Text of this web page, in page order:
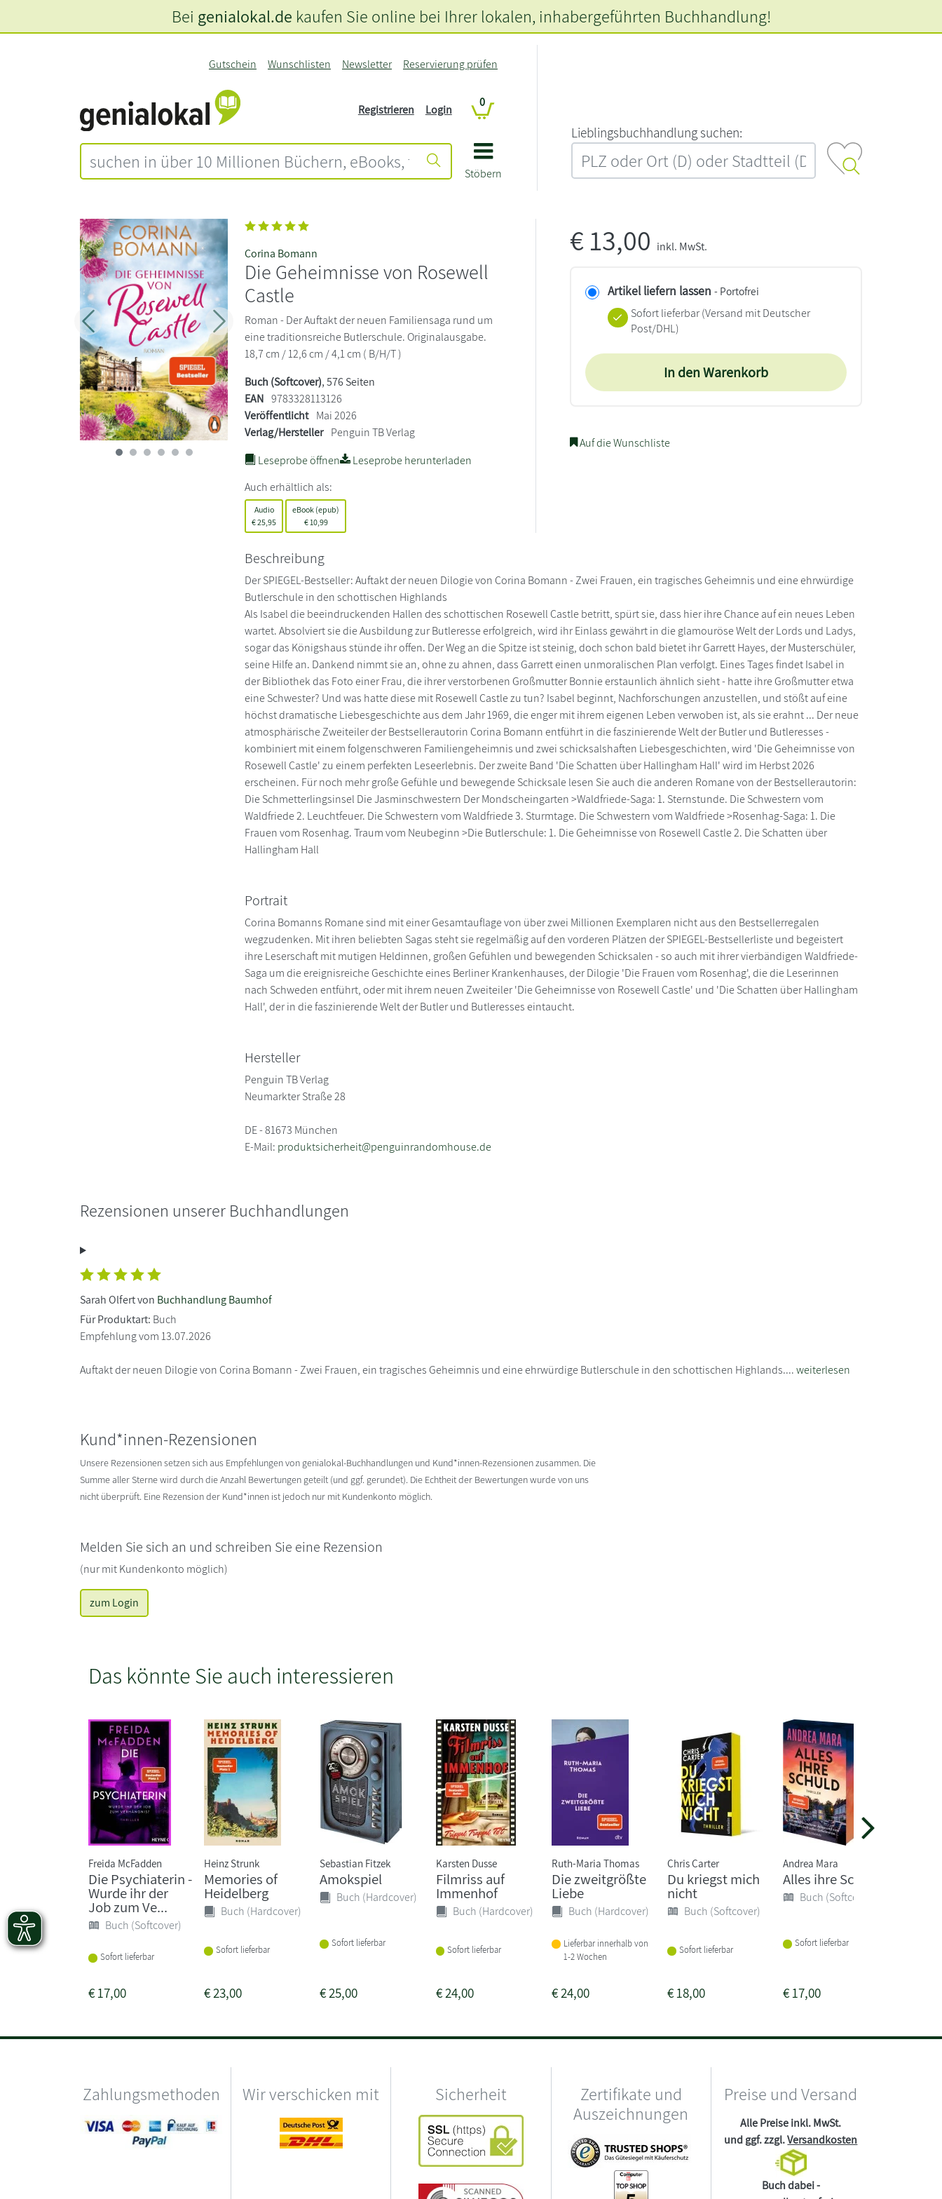
Stöbern
Gutschein Wunschlisten Newsletter Reservierung prüfen
Registrieren Login
0
L‍i‍e‍b‍l‍i‍n‍g‍s‍b‍u‍c‍h‍h‍a‍n‍d‍l‍u‍n‍g‍ ‍s‍u‍c‍h‍e‍n‍:‍
Bei genialokal.de kaufen Sie online bei Ihrer lokalen, inhabergeführten Buchhandlung!
Zurück Weiter
Corina Bomann
Die Geheimnisse von Rosewell
Castle
Roman - Der Auftakt der neuen Familiensaga rund um
eine traditionsreiche Butlerschule. Originalausgabe.
18,7 cm / 12,6 cm / 4,1 cm ( B/H/T )
Buch (Softcover), 576 Seiten
EAN 9783328113126
Veröffentlicht Mai 2026
Verlag/Hersteller Penguin TB Verlag
Leseprobe öffnen
Leseprobe herunterladen
Auch erhältlich als:
Audio
€25,95
eBook (epub)
€10,99
€13,00 inkl. MwSt.
Artikel liefern lassen - Portofrei
Sofort lieferbar(Versand mit Deutscher
Post/DHL)
In den Warenkorb
Auf die Wunschliste
Beschreibung
Der SPIEGEL-Bestseller: Auftakt der neuen Dilogie von Corina Bomann - Zwei Frauen, ein tragisches Geheimnis und eine ehrwürdige
Butlerschule in den schottischen Highlands
Als Isabel die beeindruckenden Hallen des schottischen Rosewell Castle betritt, spürt sie, dass hier ihre Chance auf ein neues Leben
wartet. Absolviert sie die Ausbildung zur Butleresse erfolgreich, wird ihr Einlass gewährt in die glamouröse Welt der Lords und Ladys,
sogar das Königshaus stünde ihr offen. Der Weg an die Spitze ist steinig, doch schon bald bietet ihr Garrett Hayes, der Musterschüler,
seine Hilfe an. Dankend nimmt sie an, ohne zu ahnen, dass Garrett einen unmoralischen Plan verfolgt. Eines Tages findet Isabel in
der Bibliothek das Foto einer Frau, die ihrer verstorbenen Großmutter Bonnie erstaunlich ähnlich sieht - hatte ihre Großmutter etwa
eine Schwester? Und was hatte diese mit Rosewell Castle zu tun? Isabel beginnt, Nachforschungen anzustellen, und stößt auf eine
höchst dramatische Liebesgeschichte aus dem Jahr 1969, die enger mit ihrem eigenen Leben verwoben ist, als sie erahnt ... Der neue
atmosphärische Zweiteiler der Bestsellerautorin Corina Bomann entführt in die faszinierende Welt der Butler und Butleresses -
kombiniert mit einem folgenschweren Familiengeheimnis und zwei schicksalshaften Liebesgeschichten, wird 'Die Geheimnisse von
Rosewell Castle' zu einem perfekten Leseerlebnis. Der zweite Band 'Die Schatten über Hallingham Hall' wird im Herbst 2026
erscheinen. Für noch mehr große Gefühle und bewegende Schicksale lesen Sie auch die anderen Romane von der Bestsellerautorin:
Die Schmetterlingsinsel Die Jasminschwestern Der Mondscheingarten >Waldfriede-Saga: 1. Sternstunde. Die Schwestern vom
Waldfriede 2. Leuchtfeuer. Die Schwestern vom Waldfriede 3. Sturmtage. Die Schwestern vom Waldfriede >Rosenhag-Saga: 1. Die
Frauen vom Rosenhag. Traum vom Neubeginn >Die Butlerschule: 1. Die Geheimnisse von Rosewell Castle 2. Die Schatten über
Hallingham Hall
Portrait
Corina Bomanns Romane sind mit einer Gesamtauflage von über zwei Millionen Exemplaren nicht aus den Bestsellerregalen
wegzudenken. Mit ihren beliebten Sagas steht sie regelmäßig auf den vorderen Plätzen der SPIEGEL-Bestsellerliste und begeistert
ihre Leserschaft mit mutigen Heldinnen, großen Gefühlen und bewegenden Schicksalen - so auch mit ihrer vierbändigen Waldfriede-
Saga um die ereignisreiche Geschichte eines Berliner Krankenhauses, der Dilogie 'Die Frauen vom Rosenhag', die die Leserinnen
nach Schweden entführt, oder mit ihrem neuen Zweiteiler 'Die Geheimnisse von Rosewell Castle' und 'Die Schatten über Hallingham
Hall', der in die faszinierende Welt der Butler und Butleresses eintaucht.
Hersteller
Penguin TB Verlag
Neumarkter Straße 28
DE - 81673 München
E-Mail: produktsicherheit@penguinrandomhouse.de
Rezensionen unserer Buchhandlungen
Sarah Olfert von Buchhandlung Baumhof
Für Produktart: Buch
Empfehlung vom 13.07.2026
Auftakt der neuen Dilogie von Corina Bomann - Zwei Frauen, ein tragisches Geheimnis und eine ehrwürdige Butlerschule in den schottischen Highlands....weiterlesen
Kund*innen-Rezensionen
Unsere Rezensionen setzen sich aus Empfehlungen von genialokal-Buchhandlungen und Kund*innen-Rezensionen zusammen. Die
Summe aller Sterne wird durch die Anzahl Bewertungen geteilt (und ggf. gerundet). Die Echtheit der Bewertungen wurde von uns
nicht überprüft. Eine Rezension der Kund*innen ist jedoch nur mit Kundenkonto möglich.
Melden Sie sich an und schreiben Sie eine Rezension
(nur mit Kundenkonto möglich)
zum Login
Das könnte Sie auch interessieren
Freida McFadden
Die Psychiaterin -
Wurde ihr der
Job zum Ve...
Buch (Softcover)
Sofort lieferbar
€17,00
Heinz Strunk
Memories of
Heidelberg
Buch (Hardcover)
Sofort lieferbar
€23,00
Sebastian Fitzek
Amokspiel
Buch (Hardcover)
Sofort lieferbar
€25,00
Karsten Dusse
Filmriss auf
Immenhof
Buch (Hardcover)
Sofort lieferbar
€24,00
Ruth-Maria Thomas
Die zweitgrößte
Liebe
Buch (Hardcover)
Lieferbar innerhalb von
1-2 Wochen
€24,00
Chris Carter
Du kriegst mich
nicht
Buch (Softcover)
Sofort lieferbar
€18,00
Andrea Mara
Alles ihre Schuld
Buch (Softcover)
Sofort lieferbar
€17,00
Zahlungsmethoden Wir verschicken mit Sicherheit
Zertifikate und
Auszeichnungen
Preise und Versand
Alle Preise inkl. MwSt.
und ggf. zzgl.Versandkosten
Buch dabei -